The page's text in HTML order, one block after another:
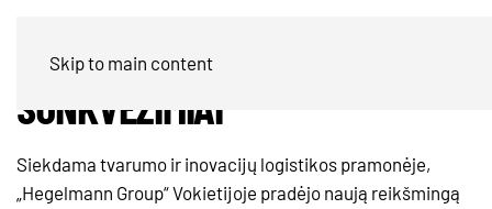
Skip to main content
VOLVO FM ELEKTRINIAI
SUNKVEŽIMIAI
Siekdama tvarumo ir inovacijų logistikos pramonėje,
„Hegelmann Group“ Vokietijoje pradėjo naują reikšmingą